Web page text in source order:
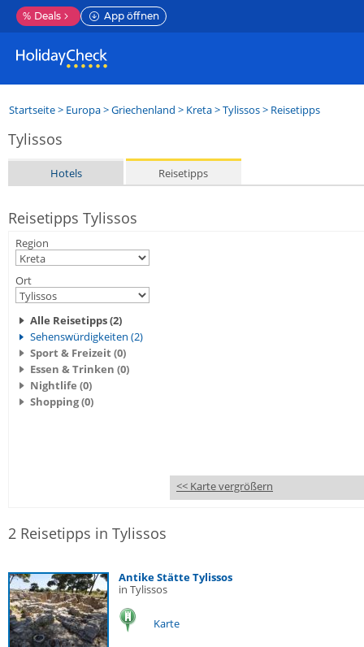
% Deals App öffnen
Startseite> Europa>Griechenland > Kreta>Tylissos> Reisetipps
Tylissos
Hotels Reisetipps
Reisetipps Tylissos
Region
Ort
Alle Reisetipps (2)
Sehenswürdigkeiten (2)
Sport & Freizeit (0)
Essen & Trinken (0)
Nightlife (0)
Shopping (0)
<< Karte vergrößern
2 Reisetipps in Tylissos
Antike Stätte Tylissos
in Tylissos
Karte